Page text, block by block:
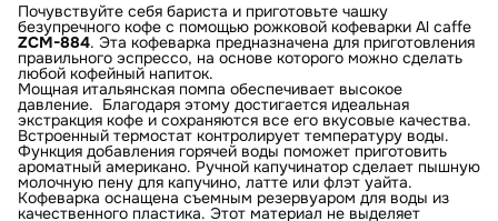
Почувствуйте себя бариста и приготовьте чашку
безупречного кофе с помощью рожковой кофеварки Al caffe
ZCM-884. Эта кофеварка предназначена для приготовления
правильного эспрессо, на основе которого можно сделать
любой кофейный напиток.
Мощная итальянская помпа обеспечивает высокое
давление. Благодаря этому достигается идеальная
экстракция кофе и сохраняются все его вкусовые качества.
Встроенный термостат контролирует температуру воды.
Функция добавления горячей воды поможет приготовить
ароматный американо. Ручной капучинатор сделает пышную
молочную пену для капучино, латте или флэт уайта.
Кофеварка оснащена съемным резервуаром для воды из
качественного пластика. Этот материал не выделяет